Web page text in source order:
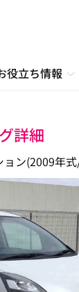
役立ち情報
詳細
ン(2009年